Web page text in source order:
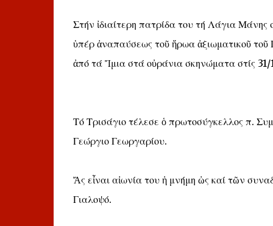
Στήν ἰδιαίτερη πατρίδα του τή Λάγια
ὑπέρ ἀναπαύσεως τοῦ ἥρωα ἀξιωματικοῦ
ἀπό τά Ἴμια στά οὐράνια σκηνώματα στίς
Τό Τρισάγιο τέλεσε ὁ πρωτοσύγκελλος π.
Γεώργιο Γεωργαρίου.
Ἄς εἶναι αἰωνία του ἡ μνήμη ὡς καί τῶν
Γιαλοψό.